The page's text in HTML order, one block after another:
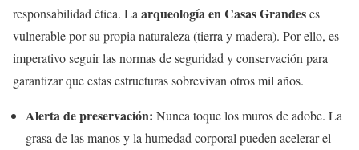
responsabilidad ética. La arqueología en Casas Grandeses
vulnerable por su propia naturaleza (tierra y madera). Por ello, es
imperativo seguir las normas de seguridad y conservación para
garantizar que estas estructuras sobrevivan otros mil años.
Alerta de preservación: Nunca toque los muros de adobe. La
grasa de las manos y la humedad corporal pueden acelerar el